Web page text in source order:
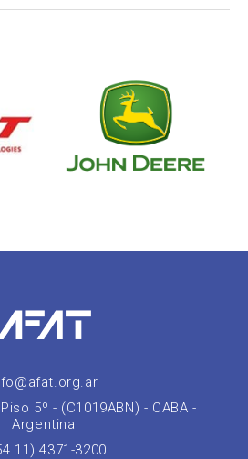
5º - (C1019ABN) - CABA -
Argentina
11) 4371-3200